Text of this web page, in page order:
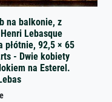
na balkonie, z
Lebasque
płótnie, 92,5 × 65
- Dwie kobiety
na Esterel.